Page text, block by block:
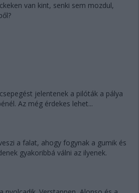
van kint, senki sem mozdul,
jelentenek a pilóták a pálya
Az még érdekes lehet...
a falat, ahogy fogynak a gumik és
gyakoribbá válni az ilyenek.